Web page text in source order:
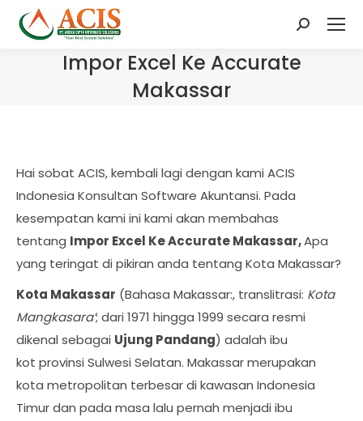
Search:
Impor Excel Ke Accurate
Makassar
Hai sobat ACIS, kembali lagi dengan kami ACIS
Indonesia Konsultan Software Akuntansi. Pada
kesempatan kami ini kami akan membahas
tentang Impor Excel Ke Accurate Makassar,Apa
yang teringat di pikiran anda tentang Kota Makassar?
Kota Makassar (Bahasa Makassar:, translitrasi: Kota
Mangkasara’; dari 1971 hingga 1999 secara resmi
dikenal sebagai Ujung Pandang) adalah ibu
kot provinsi Sulwesi Selatan. Makassar merupakan
kota metropolitan terbesar di kawasan Indonesia
Timur dan pada masa lalu pernah menjadi ibu